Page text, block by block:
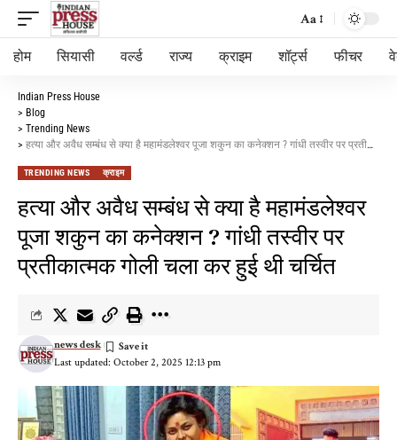
Aa
होम सियासी वर्ल्ड राज्य क्राइम शॉर्ट्स फीचर
Indian Press House
> Blog
> Trending News
> हत्या और अवैध सम्बंध से क्या है महामंडलेश्वर पूजा शकुन का कनेक्शन ? गांधी तस्वीर पर प्रतीकात्मक गोली चला कर हुई थी चर्चित
TRENDING NEWS क्राइम
हत्या और अवैध सम्बंध से क्या है महामंडलेश्वर
पूजा शकुन का कनेक्शन ? गांधी तस्वीर पर
प्रतीकात्मक गोली चला कर हुई थी चर्चित
Last updated: October 2, 2025 12:13 pm
news desk